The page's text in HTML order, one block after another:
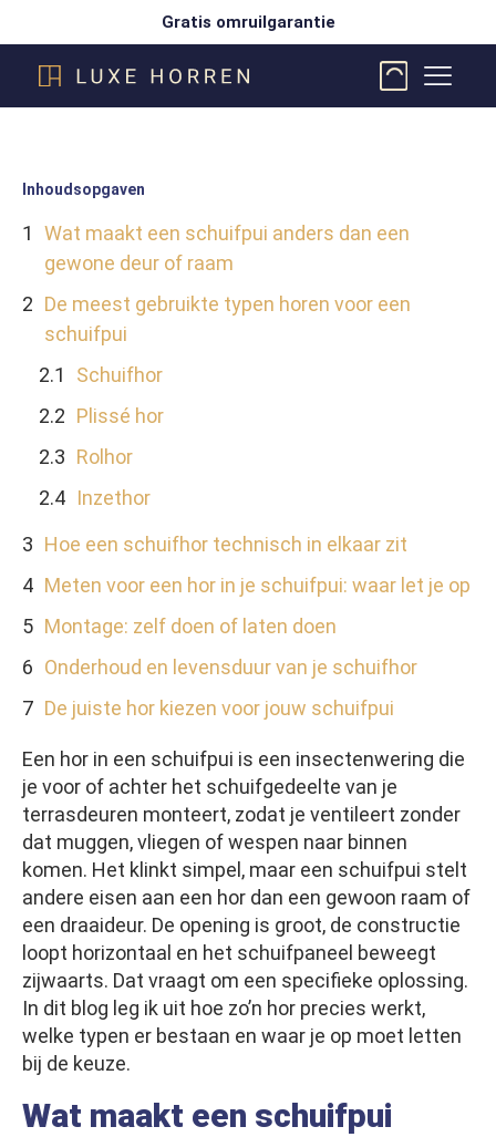
Gratis omruilgarantie
Een hor in een schuifpui is een insectenwering die
je voor of achter het schuifgedeelte van je
terrasdeuren monteert, zodat je ventileert zonder
dat muggen, vliegen of wespen naar binnen
komen. Het klinkt simpel, maar een schuifpui stelt
andere eisen aan een hor dan een gewoon raam of
een draaideur. De opening is groot, de constructie
loopt horizontaal en het schuifpaneel beweegt
zijwaarts. Dat vraagt om een specifieke oplossing.
In dit blog leg ik uit hoe zo’n hor precies werkt,
welke typen er bestaan en waar je op moet letten
bij de keuze.
Wat maakt een schuifpui
Inhoudsopgaven
Wat maakt een schuifpui anders dan een
gewone deur of raam
De meest gebruikte typen horen voor een
schuifpui
Schuifhor
Plissé hor
Rolhor
Inzethor
Hoe een schuifhor technisch in elkaar zit
Meten voor een hor in je schuifpui: waar let je op
Montage: zelf doen of laten doen
Onderhoud en levensduur van je schuifhor
De juiste hor kiezen voor jouw schuifpui